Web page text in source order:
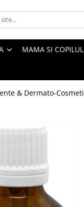
MAMA SI COPILUL
& Dermato-